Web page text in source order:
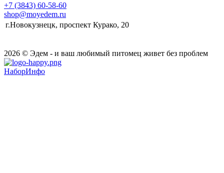
+7 (3843) 60-58-60
shop@moyedem.ru
г.Новокузнецк, проспект Курако, 20
2026 © Эдем - и ваш любимый питомец живет без проблем
НаборИнфо